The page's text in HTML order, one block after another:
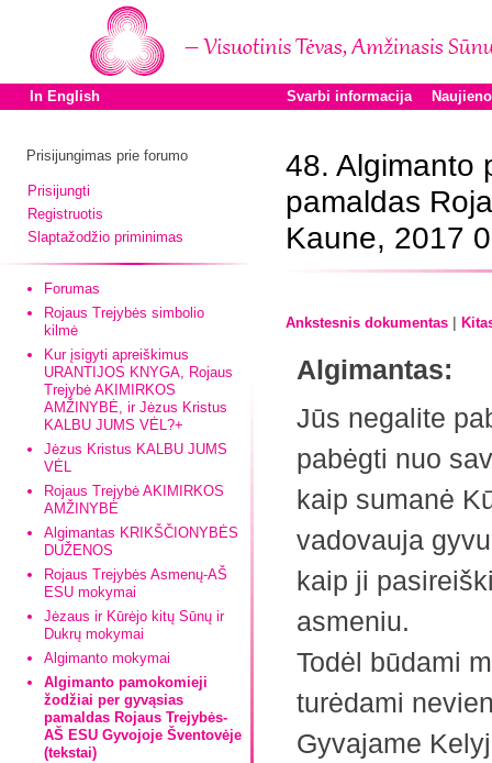
In English Svarbi informacija
Prisijungimas prie forumo
Prisijungti
Registruotis
Slaptažodžio priminimas
Forumas
Rojaus Trejybės simbolio
kilmė
Kur įsigyti apreiškimus
URANTIJOS KNYGA, Rojaus
Trejybė AKIMIRKOS
AMŽINYBĖ, ir Jėzus Kristus
KALBU JUMS VĖL?+
Jėzus Kristus KALBU JUMS
VĖL
Rojaus Trejybė AKIMIRKOS
AMŽINYBĖ
Algimantas KRIKŠČIONYBĖS
DUŽENOS
Rojaus Trejybės Asmenų-AŠ
ESU mokymai
Jėzaus ir Kūrėjo kitų Sūnų ir
Dukrų mokymai
Algimanto mokymai
Algimanto pamokomieji
žodžiai per gyvąsias
pamaldas Rojaus Trejybės-
AŠ ESU Gyvojoje Šventovėje
(tekstai)
48. Algimanto
pamaldas
Kaune, 2017
Ankstesnis dokumentas |
Algimantas:
Jūs negalite
pabėgti nuo
kaip sumanė
vadovauja
kaip ji
asmeniu.
Todėl būdami
turėdami
Gyvajame